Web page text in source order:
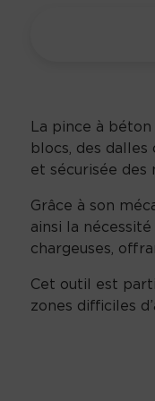
La pince à
blocs, des
et sécurisée des
Grâce à son
ainsi la
chargeuses,
Cet outil est
zones difficiles